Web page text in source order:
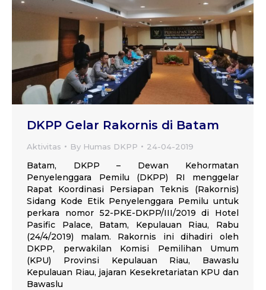
DKPP Gelar Rakornis di Batam
Aktivitas By Humas DKPP 24-04-2019
Batam, DKPP – Dewan Kehormatan
Penyelenggara Pemilu (DKPP) RI menggelar
Rapat Koordinasi Persiapan Teknis (Rakornis)
Sidang Kode Etik Penyelenggara Pemilu untuk
perkara nomor 52-PKE-DKPP/III/2019 di Hotel
Pasific Palace, Batam, Kepulauan Riau, Rabu
(24/4/2019) malam. Rakornis ini dihadiri oleh
DKPP, perwakilan Komisi Pemilihan Umum
(KPU) Provinsi Kepulauan Riau, Bawaslu
Kepulauan Riau, jajaran Kesekretariatan KPU dan
Bawaslu